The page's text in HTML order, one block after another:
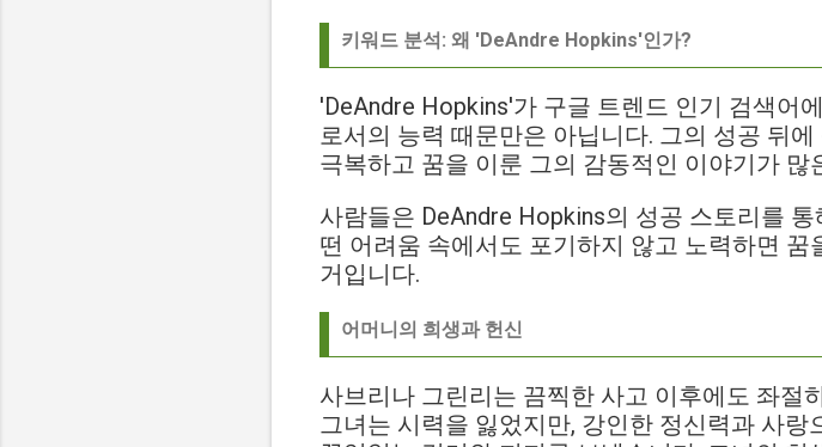
키워드 분석: 왜 'DeAndre Hopkins'인가?
'DeAndre Hopkins'가 구글 트렌드 인기 검색어
로서의 능력 때문만은 아닙니다. 그의 성공 뒤
극복하고 꿈을 이룬 그의 감동적인 이야기가
사람들은 DeAndre Hopkins의 성공 스토리를
떤 어려움 속에서도 포기하지 않고 노력하면
거입니다.
어머니의 희생과 헌신
사브리나 그린리는 끔찍한 사고 이후에도 좌절
그녀는 시력을 잃었지만, 강인한 정신력과 사